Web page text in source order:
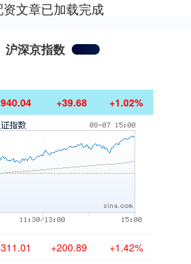
文章已加载完成
沪深京指数
+39.68 +1.02%
+200.89 +1.42%